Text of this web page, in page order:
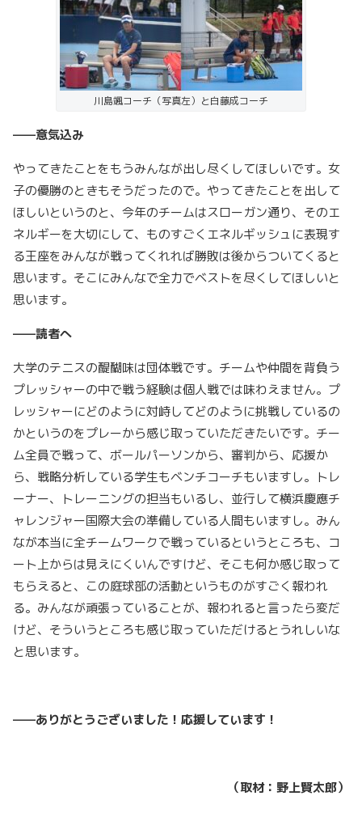
川島颯コーチ（写真左）と白藤成コーチ
——意気込み
やってきたことをもうみんなが出し尽くしてほしいです。女
子の優勝のときもそうだったので。やってきたことを出して
ほしいというのと、今年のチームはスローガン通り、そのエ
ネルギーを大切にして、ものすごくエネルギッシュに表現す
る王座をみんなが戦ってくれれば勝敗は後からついてくると
思います。そこにみんなで全力でベストを尽くしてほしいと
思います。
——読者へ
大学のテニスの醍醐味は団体戦です。チームや仲間を背負う
プレッシャーの中で戦う経験は個人戦では味わえません。プ
レッシャーにどのように対峙してどのように挑戦しているの
かというのをプレーから感じ取っていただきたいです。チー
ム全員で戦って、ボールパーソンから、審判から、応援か
ら、戦略分析している学生もベンチコーチもいますし。トレ
ーナー、トレーニングの担当もいるし、並行して横浜慶應チ
ャレンジャー国際大会の準備している人間もいますし。みん
なが本当に全チームワークで戦っているというところも、コ
ート上からは見えにくいんですけど、そこも何か感じ取って
もらえると、この庭球部の活動というものがすごく報われ
る。みんなが頑張っていることが、報われると言ったら変だ
けど、そういうところも感じ取っていただけるとうれしいな
と思います。
——ありがとうございました！応援しています！
（取材：野上賢太郎）